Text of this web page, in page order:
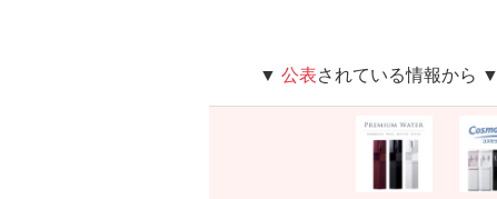
▼ 公表されている情報から ▼